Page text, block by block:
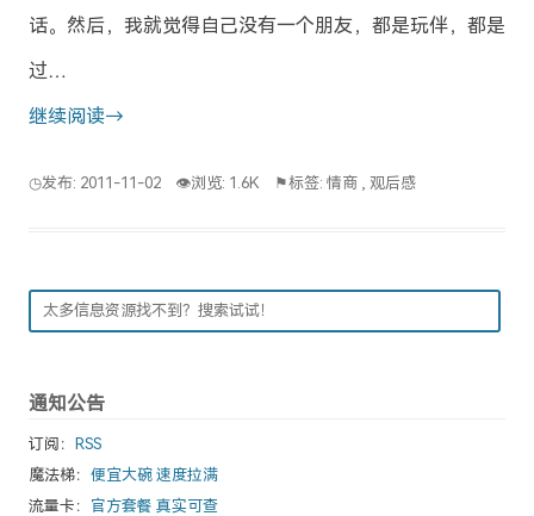
话。然后，我就觉得自己没有一个朋友，都是玩伴，都是
过…
继续阅读→
◷发布: 2011-11-02 👁浏览: 1.6K ⚑标签: 情商 , 观后感
通知公告
订阅：
RSS
魔法梯： 便宜大碗 速度拉满
流量卡： 官方套餐 真实可查